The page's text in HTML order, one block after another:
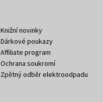
Knižní novinky
Dárkové poukazy
Affiliate program
Ochrana soukromí
Zpětný odběr elektroodpadu